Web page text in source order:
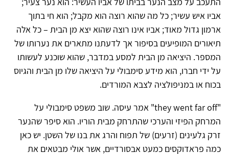
אביו איש עשיר; כל מה שהוא רוצה הוא מקבל; הוא חי בתוך
ארמון גדול מאוד; אביו אינו רוצה שהוא יצא מן הבית – כל אלה
תיאורים המופיעים בסיפור אך לדעתנו מתארים את נערותו של
המספר. היציאה מן הבית למסע במדבר, שהוא שוכנע לעשותו
על ידי חברו, הוא מידע סימבולי על היציאה שלו מן הבית והגיוס
בכוח או במניפולציה לצבא המורדים.
"they went far off" אמר עיסה. שוב משפט סימבולי על
המרחק הפיזי והערכי שהתרחק מבית הוריו. הוא סיפר שהנער
זרק גלעינים (זרעים) של תפוח והרג את בנו של השטן. יש כאן
כמה פראדוקסים כמעט אבסורדיים, אשר אולי מבטאים את